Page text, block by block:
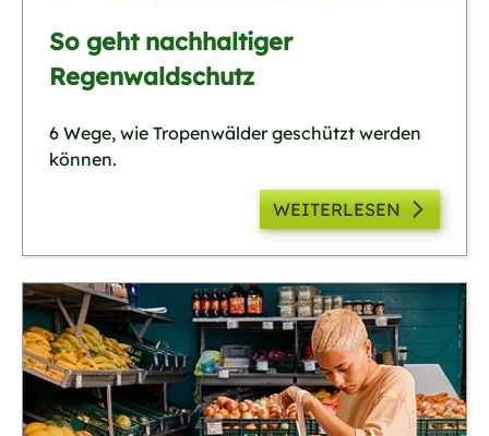
So geht nachhaltiger
Regenwaldschutz
6 Wege, wie Tropenwälder geschützt werden
können.
WEITERLESEN